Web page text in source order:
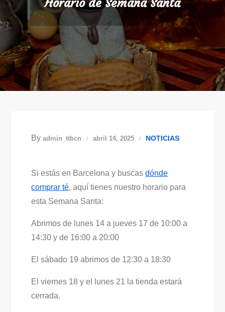
Byadmin_ttbcn abril 14, 2025 NOTICIAS
Si estás en Barcelona y buscasdónde
comprar té, aquí tienes nuestro horario para
esta Semana Santa:
Abrimos de lunes 14 a jueves 17 de 10:00 a
14:30 y de 16:00 a 20:00
El sábado 19 abrimos de 12:30 a 18:30
El viernes 18 y el lunes 21 la tienda estará
cerrada.